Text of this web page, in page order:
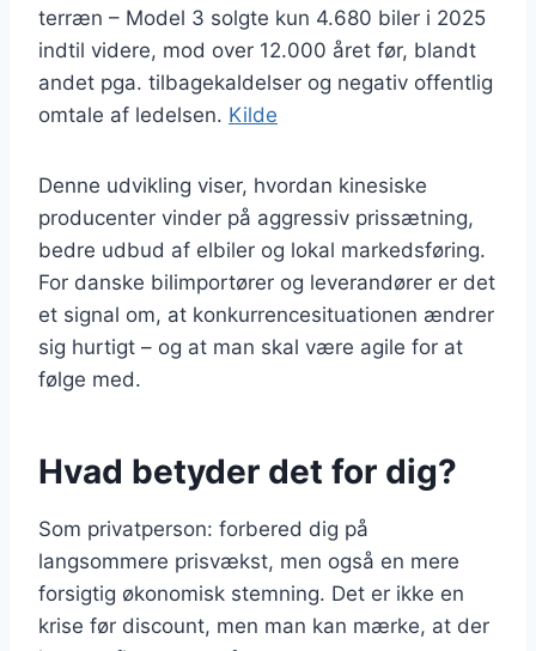
terræn – Model 3 solgte kun 4.680 biler i 2025
indtil videre, mod over 12.000 året før, blandt
andet pga. tilbagekaldelser og negativ offentlig
omtale af ledelsen. Kilde
Denne udvikling viser, hvordan kinesiske
producenter vinder på aggressiv prissætning,
bedre udbud af elbiler og lokal markedsføring.
For danske bilimportører og leverandører er det
et signal om, at konkurrencesituationen ændrer
sig hurtigt – og at man skal være agile for at
følge med.
Hvad betyder det for dig?
Som privatperson: forbered dig på
langsommere prisvækst, men også en mere
forsigtig økonomisk stemning. Det er ikke en
krise før discount, men man kan mærke, at der